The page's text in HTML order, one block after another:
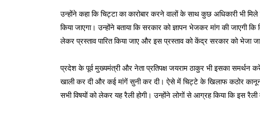
उन्होंने कहा कि चिट्टा का कारोबार करने वालों के साथ कुछ अधिकारी भी
किया जाएगा। उन्होंने बताया कि सरकार को ज्ञापन भेजकर मांग की
लेकर प्रस्ताव पारित किया जाए और इस प्रस्ताव को केंद्र सरकार को भेजा
प्रदेश के पूर्व मुख्यमंत्री और नेता प्रतिपक्ष जयराम ठाकुर भी इसका
खाली कर दी और कई मांगें सुनी कर दी। ऐसे में चिट्टे के खिलाफ कठोर
सभी विषयों को लेकर यह रैली होगी। उन्होंने लोगों से आग्रह किया कि